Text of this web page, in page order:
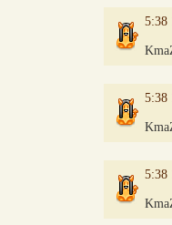
5:38
5:38
5:38